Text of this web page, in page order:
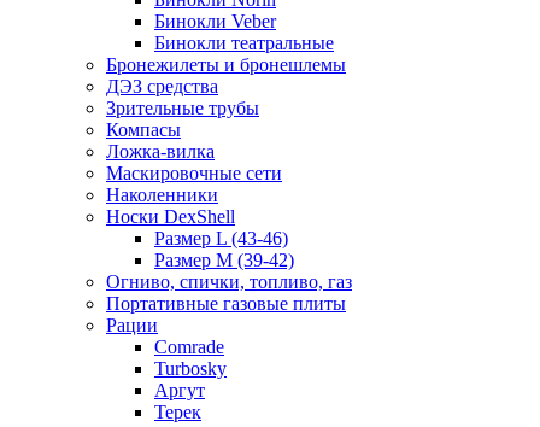
Бинокли Veber
Бинокли театральные
Бронежилеты и бронешлемы
ДЭЗ средства
Зрительные трубы
Компасы
Ложка-вилка
Маскировочные сети
Наколенники
Носки DexShell
Размер L (43-46)
Размер M (39-42)
Огниво, спички, топливо, газ
Портативные газовые плиты
Рации
Comrade
Turbosky
Аргут
Терек